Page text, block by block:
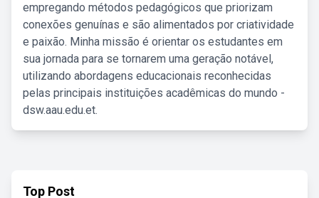
empregando métodos pedagógicos que priorizam
conexões genuínas e são alimentados por criatividade
e paixão. Minha missão é orientar os estudantes em
sua jornada para se tornarem uma geração notável,
utilizando abordagens educacionais reconhecidas
pelas principais instituições acadêmicas do mundo -
dsw.aau.edu.et.
Top Post